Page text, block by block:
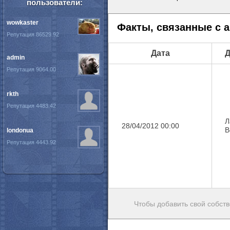
Факты, связанные с
Дата
28/04/2012 00:00
Чтобы добавить свой
пользователи:
wowkaster
Репутация 86529.92
admin
Репутация 9064.00
rkth
Репутация 4483.42
londonua
Репутация 4443.92